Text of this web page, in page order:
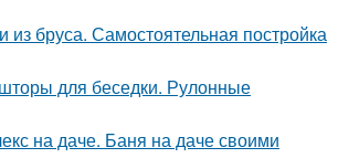
из бруса. Самостоятельная постройка
для беседки. Рулонные
на даче. Баня на даче своими